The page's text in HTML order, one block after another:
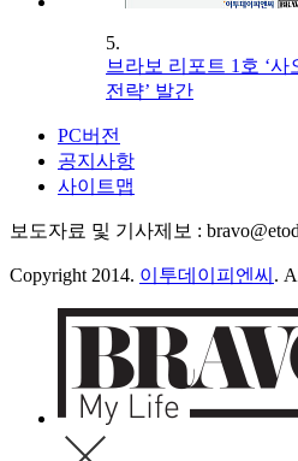
5.
브라보 리포트 1호 ‘사
전략’ 발간
PC버전
공지사항
사이트맵
보도자료 및 기사제보 :
Copyright 2014. 이투데이피엔씨 .